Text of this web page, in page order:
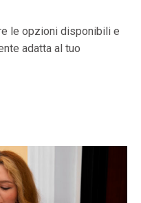
le opzioni disponibili e
adatta al tuo